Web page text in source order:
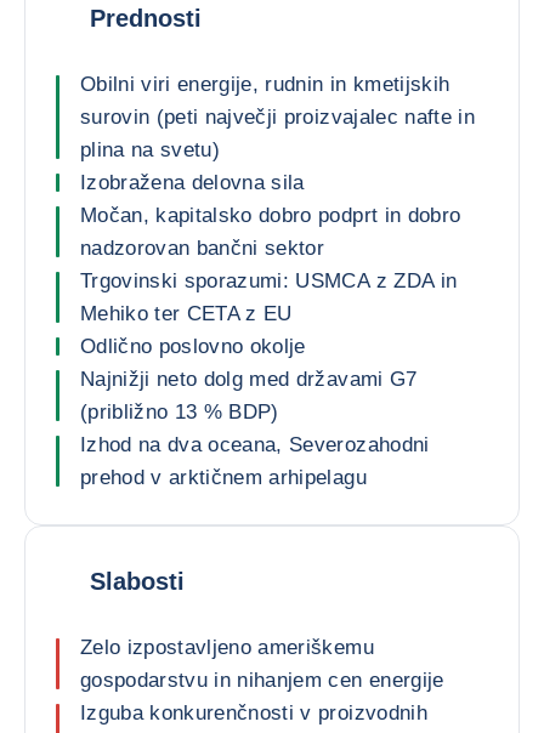
Prednosti
Obilni viri energije, rudnin in kmetijskih
surovin (peti največji proizvajalec nafte in
plina na svetu)
Izobražena delovna sila
Močan, kapitalsko dobro podprt in dobro
nadzorovan bančni sektor
Trgovinski sporazumi: USMCA z ZDA in
Mehiko ter CETA z EU
Odlično poslovno okolje
Najnižji neto dolg med državami G7
(približno 13 % BDP)
Izhod na dva oceana, Severozahodni
prehod v arktičnem arhipelagu
Slabosti
Zelo izpostavljeno ameriškemu
gospodarstvu in nihanjem cen energije
Izguba konkurenčnosti v proizvodnih